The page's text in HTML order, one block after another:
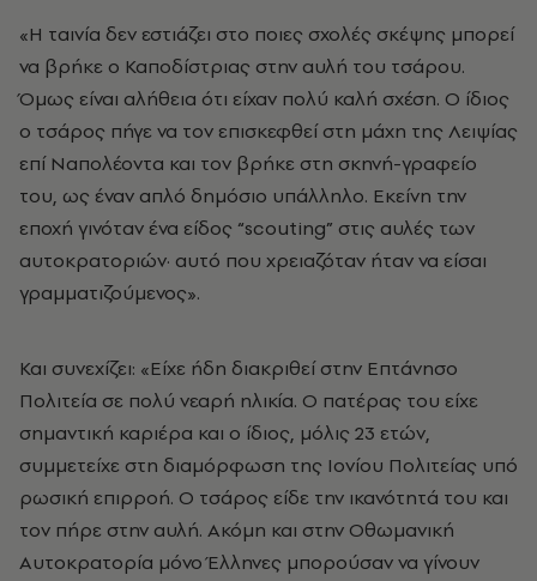
«Η ταινία δεν εστιάζει στο ποιες σχολές σκέψης μπορεί
να βρήκε ο Καποδίστριας στην αυλή του τσάρου.
Όμως είναι αλήθεια ότι είχαν πολύ καλή σχέση. Ο ίδιος
ο τσάρος πήγε να τον επισκεφθεί στη μάχη της Λειψίας
επί Ναπολέοντα και τον βρήκε στη σκηνή-γραφείο
του, ως έναν απλό δημόσιο υπάλληλο. Εκείνη την
εποχή γινόταν ένα είδος “scouting” στις αυλές των
αυτοκρατοριών· αυτό που χρειαζόταν ήταν να είσαι
γραμματιζούμενος».
Και συνεχίζει: «Είχε ήδη διακριθεί στην Επτάνησο
Πολιτεία σε πολύ νεαρή ηλικία. Ο πατέρας του είχε
σημαντική καριέρα και ο ίδιος, μόλις 23 ετών,
συμμετείχε στη διαμόρφωση της Ιονίου Πολιτείας υπό
ρωσική επιρροή. Ο τσάρος είδε την ικανότητά του και
τον πήρε στην αυλή. Ακόμη και στην Οθωμανική
Αυτοκρατορία μόνο Έλληνες μπορούσαν να γίνουν